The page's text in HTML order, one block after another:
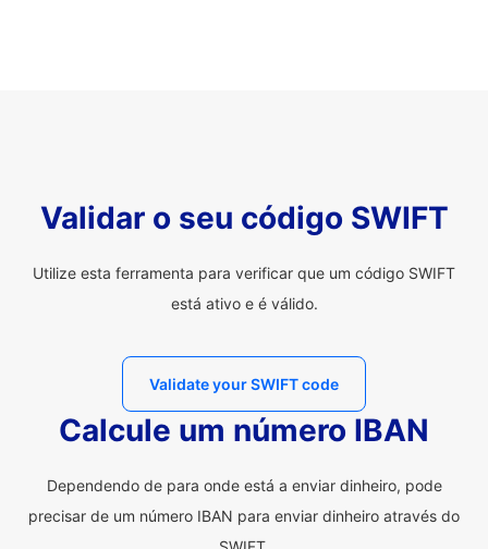
Validar o seu código SWIFT
Utilize esta ferramenta para verificar que um código SWIFT
está ativo e é válido.
Validate your SWIFT code
Calcule um número IBAN
Dependendo de para onde está a enviar dinheiro, pode
precisar de um número IBAN para enviar dinheiro através do